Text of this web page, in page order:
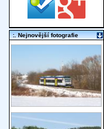
:. Nejnovější fotografie